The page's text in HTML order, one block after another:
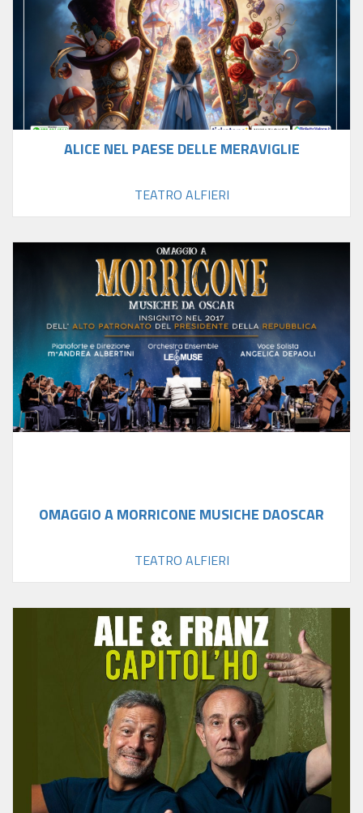
ALICE NEL PAESE DELLE MERAVIGLIE
TEATRO ALFIERI
OMAGGIO A MORRICONE MUSICHE DAOSCAR
TEATRO ALFIERI